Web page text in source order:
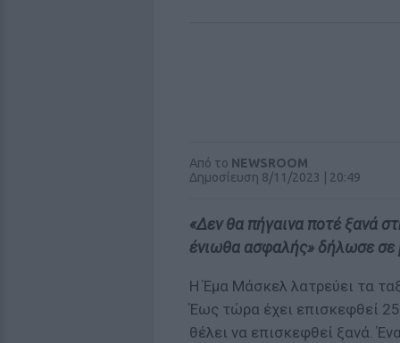
Από το NEWSROOM
Δημοσίευση 8/11/2023 | 20:49
«Δεν θα πήγαινα ποτέ ξανά
ένιωθα ασφαλής» δήλωσε σε
Η Έμα Μάσκελ λατρεύει τα
Έως τώρα έχει επισκεφθεί
θέλει να επισκεφθεί ξανά.